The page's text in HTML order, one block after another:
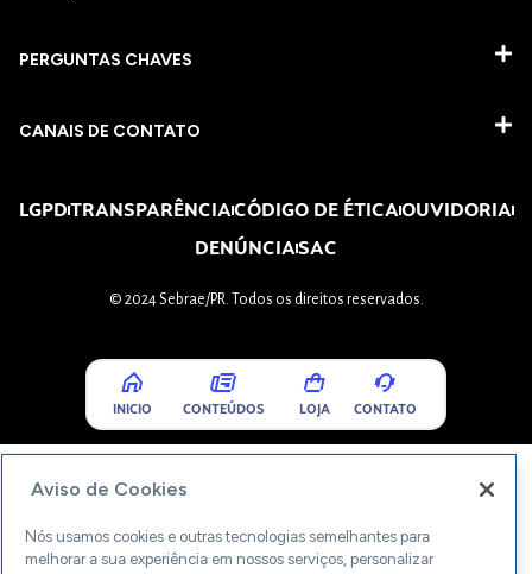
PERGUNTAS CHAVES​
CANAIS DE CONTATO
LGPDTRANSPARÊNCIACÓDIGO DE ÉTICAOUVIDORIA
DENÚNCIASAC
© 2024 Sebrae/PR. Todos os direitos reservados.
INICIO CONTEÚDOS LOJA CONTATO
Aviso de Cookies
Nós usamos cookies e outras tecnologias semelhantes para
melhorar a sua experiência em nossos serviços, personalizar